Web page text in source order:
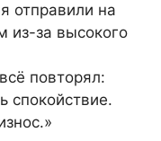
отправили на
за высокого
повторял:
спокойствие.